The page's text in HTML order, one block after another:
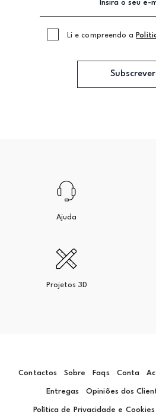
Li e compreendo a
Subscrever
Ajuda
Projetos 3D
Contactos Sobre Faqs Conta
Entregas Opiniões dos
Política de Privacidade e Cookies